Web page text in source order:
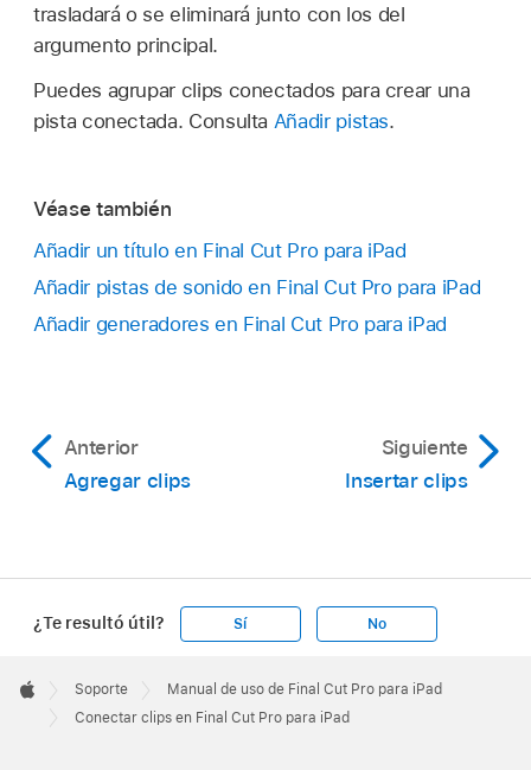
trasladará o se eliminará junto con los del
argumento principal.
Puedes agrupar clips conectados para crear una
pista conectada. Consulta Añadir pistas.
Véase también
Añadir un título en Final Cut Pro para iPad
Añadir pistas de sonido en Final Cut Pro para iPad
Añadir generadores en Final Cut Pro para iPad
Anterior
Agregar clips
Siguiente
Insertar clips
¿Te resultó útil? Sí No
Footer

Apple
Soporte
Manual de uso de Final Cut Pro para iPad
Conectar clips en Final Cut Pro para iPad